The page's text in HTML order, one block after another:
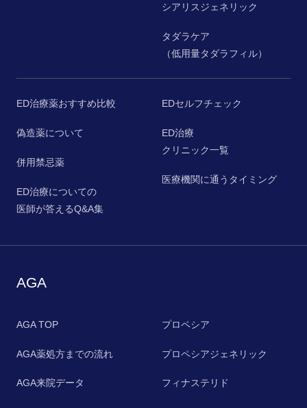
シアリスジェネリック
タダラケア
（低用量タダラフィル）
ED治療薬おすすめ比較
偽造薬について
併用禁忌薬
ED治療についての
医師が答えるQ&A集
EDセルフチェック
ED治療
クリニック一覧
医療機関に通うタイミング
AGA
AGA TOP
AGA薬処方までの流れ
AGA来院データ
プロペシア
プロペシアジェネリック
フィナステリド